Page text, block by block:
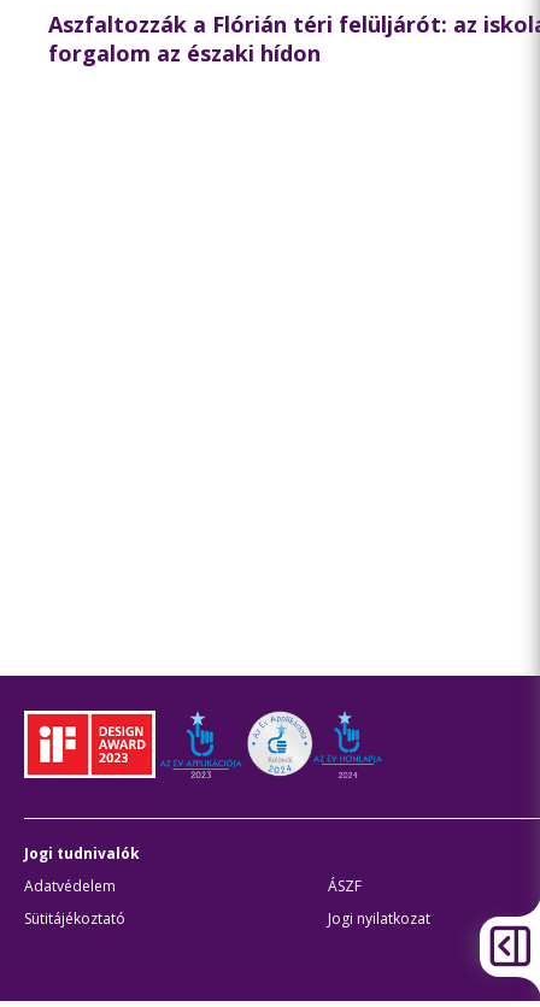
Aszfaltozzák a Flórián téri felüljárót: az
forgalom az északi hídon
Jogi tudnivalók
Adatvédelem
ÁSZF
Sütitájékoztató
Jogi nyilatkozat